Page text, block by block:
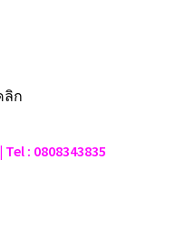
: 0808343835